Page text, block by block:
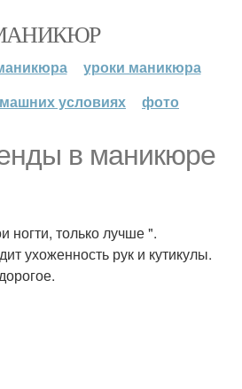
уроки маникюра
условиях
фото
в маникюре
ногти, только лучше ".
ухоженность рук и кутикулы.